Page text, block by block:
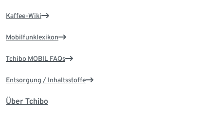
Kaffee-Wiki
Mobilfunklexikon
Tchibo MOBIL FAQs
Entsorgung / Inhaltsstoffe
Über Tchibo